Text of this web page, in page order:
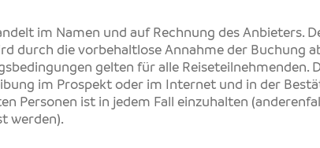
im Namen und auf Rechnung des Anbieters.
durch die vorbehaltlose Annahme der Buchung
gelten für alle Reiseteilnehmenden.
im Prospekt oder im Internet und in der
Personen ist in jedem Fall einzuhalten
werden).